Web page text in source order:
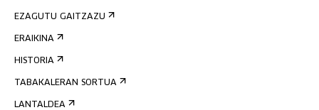
EZAGUTU GAITZAZU
ERAIKINA
HISTORIA
TABAKALERAN SORTUA
LANTALDEA